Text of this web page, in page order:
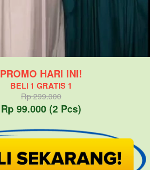
PROMO HARI INI!
BELI 1 GRATIS 1
Rp 299.000
Rp 99.000 (2 Pcs)